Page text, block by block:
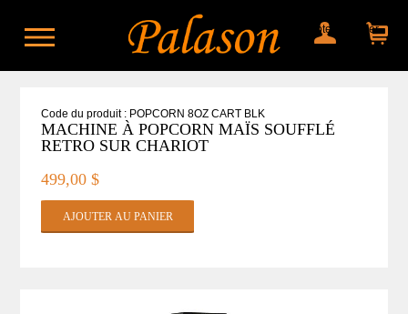
Mon compteMon panier
Code du produit : POPCORN 8OZ CART BLK
MACHINE À POPCORN MAÏS SOUFFLÉ
RETRO SUR CHARIOT
499,00 $